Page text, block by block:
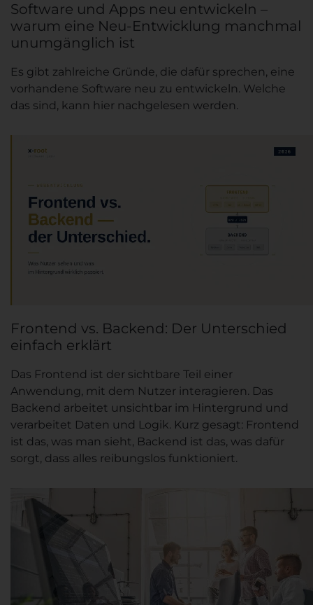
Software und Apps neu entwickeln –
warum eine Neu-Entwicklung manchmal
unumgänglich ist
Es gibt zahlreiche Gründe, die dafür sprechen, eine
vorhandene Software neu zu entwickeln. Welche
das sind, kann hier nachgelesen werden.
Frontend vs. Backend: Der Unterschied
einfach erklärt
Das Frontend ist der sichtbare Teil einer
Anwendung, mit dem Nutzer interagieren. Das
Backend arbeitet unsichtbar im Hintergrund und
verarbeitet Daten und Logik. Kurz gesagt: Frontend
ist das, was man sieht, Backend ist das, was dafür
sorgt, dass alles reibungslos funktioniert.